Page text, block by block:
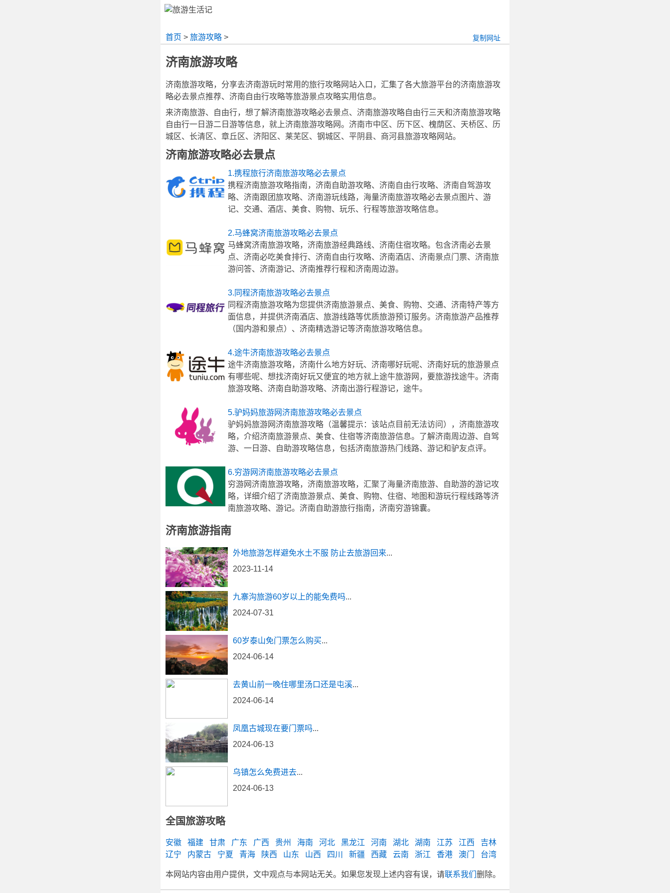
首页 > 旅游攻略 >
济南旅游攻略
济南旅游攻略，分享去济南游玩时常用的旅行攻略网站入口，汇集了各大旅游平台的济南旅游攻
略必去景点推荐、济南自由行攻略等旅游景点攻略实用信息。
来济南旅游、自由行，想了解济南旅游攻略必去景点、济南旅游攻略自由行三天和济南旅游攻略
自由行一日游二日游等信息，就上济南旅游攻略网。济南市中区、历下区、槐荫区、天桥区、历
城区、长清区、章丘区、济阳区、莱芜区、钢城区、平阴县、商河县旅游攻略网站。
济南旅游攻略必去景点
1.携程旅行济南旅游攻略必去景点
携程济南旅游攻略指南，济南自助游攻略、济南自由行攻略、济南自驾游攻
略、济南跟团旅攻略、济南游玩线路，海量济南旅游攻略必去景点图片、游
记、交通、酒店、美食、购物、玩乐、行程等旅游攻略信息。
2.马蜂窝济南旅游攻略必去景点
马蜂窝济南旅游攻略，济南旅游经典路线、济南住宿攻略。包含济南必去景
点、济南必吃美食排行、济南自由行攻略、济南酒店、济南景点门票、济南旅
游问答、济南游记、济南推荐行程和济南周边游。
3.同程济南旅游攻略必去景点
同程济南旅游攻略为您提供济南旅游景点、美食、购物、交通、济南特产等方
面信息，并提供济南酒店、旅游线路等优质旅游预订服务。济南旅游产品推荐
（国内游和景点）、济南精选游记等济南旅游攻略信息。
4.途牛济南旅游攻略必去景点
途牛济南旅游攻略，济南什么地方好玩、济南哪好玩呢、济南好玩的旅游景点
有哪些呢、想找济南好玩又便宜的地方就上途牛旅游网，要旅游找途牛。济南
旅游攻略、济南自助游攻略、济南出游行程游记，途牛。
5.驴妈妈旅游网济南旅游攻略必去景点
驴妈妈旅游网济南旅游攻略（温馨提示：该站点目前无法访问），济南旅游攻
略，介绍济南旅游景点、美食、住宿等济南旅游信息。了解济南周边游、自驾
游、一日游、自助游攻略信息，包括济南旅游热门线路、游记和驴友点评。
6.穷游网济南旅游攻略必去景点
穷游网济南旅游攻略，济南旅游攻略，汇聚了海量济南旅游、自助游的游记攻
略，详细介绍了济南旅游景点、美食、购物、住宿、地图和游玩行程线路等济
南旅游攻略、游记。济南自助游旅行指南，济南穷游锦囊。
济南旅游指南
外地旅游怎样避免水土不服 防止去旅游回来...
2023-11-14
九寨沟旅游60岁以上的能免费吗...
2024-07-31
60岁泰山免门票怎么购买...
2024-06-14
去黄山前一晚住哪里汤口还是屯溪...
2024-06-14
凤凰古城现在要门票吗...
2024-06-13
乌镇怎么免费进去...
2024-06-13
全国旅游攻略
安徽 福建 甘肃 广东 广西 贵州 海南 河北 黑龙江 河南 湖北 湖南 江苏 江西
吉林
辽宁
内蒙古 宁夏 青海 陕西 山东 山西 四川 新疆 西藏 云南 浙江 香港 澳门 台湾
本网站内容由用户提供，文中观点与本网站无关。如果您发现上述内容有误，请联系我们 删除。